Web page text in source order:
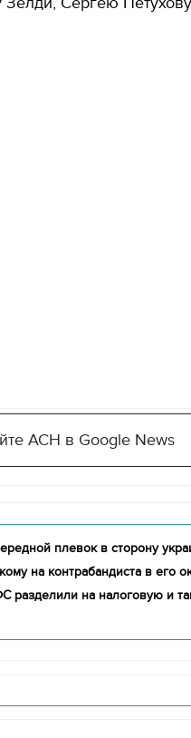
АСН в Google News
плевок в сторону
на контрабандиста в его
разделили на налоговую и